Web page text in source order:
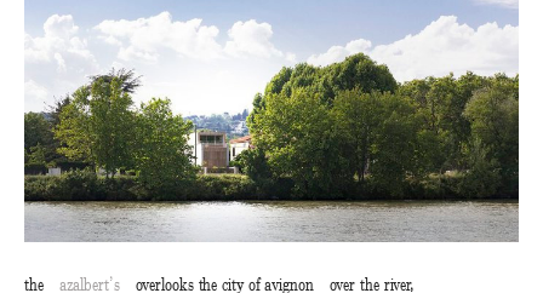
the azalbert’soverlooks the city of avignon over the river,